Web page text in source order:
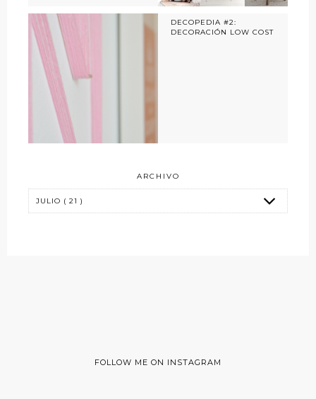
DECOPEDIA #2:
DECORACIÓN LOW COST
ARCHIVO
FOLLOW ME ON INSTAGRAM